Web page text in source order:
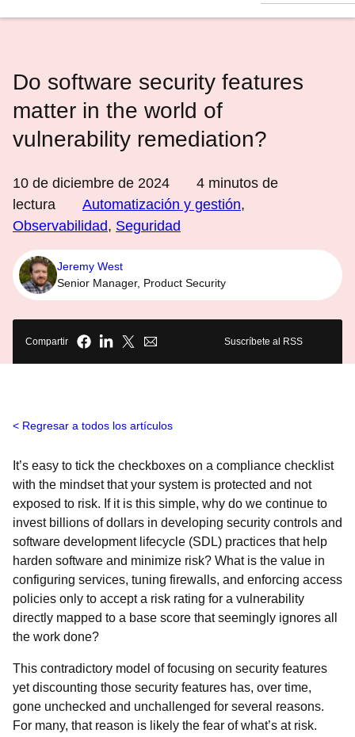
Do software security features
matter in the world of
vulnerability remediation?
10 de diciembre de 2024 4 minutos de
lectura
Automatización y gestión,
Observabilidad, Seguridad
Jeremy West
Senior Manager, Product Security
Compartir Suscríbete al RSS
Regresar a todos los artículos
It’s easy to tick the checkboxes on a compliance checklist
with the mindset that your system is protected and not
exposed to risk. If it is this simple, why do we continue to
invest billions of dollars in developing security controls and
software development lifecycle (SDL) practices that help
harden software and minimize risk? What is the value in
configuring services, tuning firewalls, and enforcing access
policies only to accept a risk rating for a vulnerability
directly mapped to a base score that seemingly ignores all
the work done?
This contradictory model of focusing on security features
yet discounting those security features has, over time,
gone unchecked and unchallenged for several reasons.
For many, that reason is likely the fear of what’s at risk.